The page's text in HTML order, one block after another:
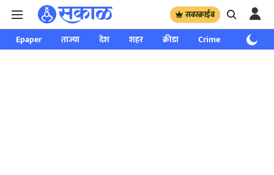
सबस्क्राईब
Epaper ताज्या देश शहर क्रीडा Crime साप्ताहिक